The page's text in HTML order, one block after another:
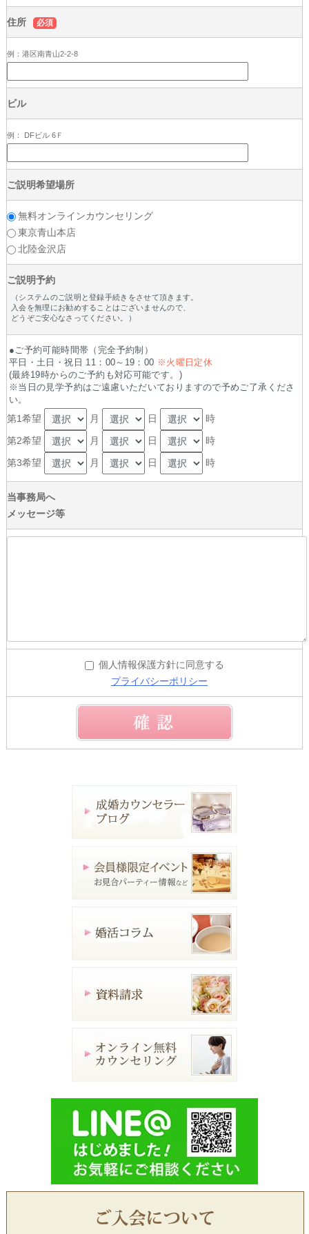
住所 必須
例：港区南青山2-2-8
ビル
例： DFビル 6Ｆ
ご説明希望場所
無料オンラインカウンセリング
東京青山本店
北陸金沢店
ご説明予約
（システムのご説明と登録手続きをさせて頂きます。
入会を無理にお勧めすることはございませんので、
どうぞご安心なさってください。）
●ご予約可能時間帯（完全予約制）
平日・土日・祝日 11：00～19：00 ※火曜日定休
(最終19時からのご予約も対応可能です。)
※当日の見学予約はご遠慮いただいておりますので予めご了承くださ
い。
第1希望 月 日
時
第2希望
月 日
時
第3希望
月 日 時
当事務局へ
メッセージ等
個人情報保護方針に同意する
プライバシーポリシー